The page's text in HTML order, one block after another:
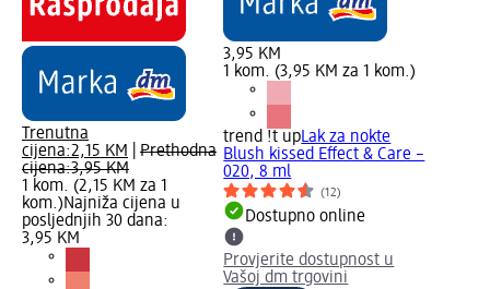
Trenutna
cijena:2,15 KM
Prethodna
cijena:3,95 KM
1 kom. (2,15 KM za 1
kom.)Najniža cijena u
posljednjih 30 dana:
3,95 KM
3,95 KM
1 kom. (3,95 KM za 1 kom.)
trend !t upLak za nokte
Blush kissed Effect & Care –
020, 8 ml
(12)
Dostupno online
Provjerite dostupnost u
Vašoj dm trgovini